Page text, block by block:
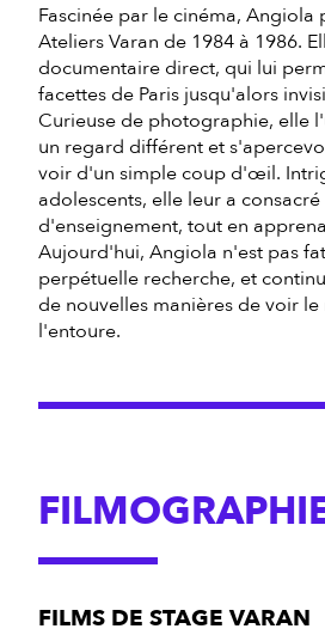
Fascinée par le cinéma, Angiola
Ateliers Varan de 1984 à 1986.
documentaire direct, qui lui
facettes de Paris jusqu'alors
Curieuse de photographie, elle
un regard différent et
voir d'un simple coup d'œil.
adolescents, elle leur a
d'enseignement, tout en
Aujourd'hui, Angiola n'est pas
perpétuelle recherche, et
de nouvelles manières de voir
l'entoure.
FILMS DE STAGE VARAN